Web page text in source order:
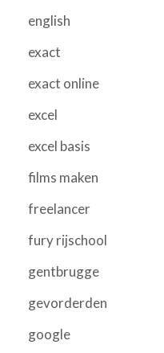
english
exact
exact online
excel
excel basis
films maken
freelancer
fury rijschool
gentbrugge
gevorderden
google